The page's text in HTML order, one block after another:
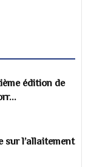
édition de
sur l’allaitement